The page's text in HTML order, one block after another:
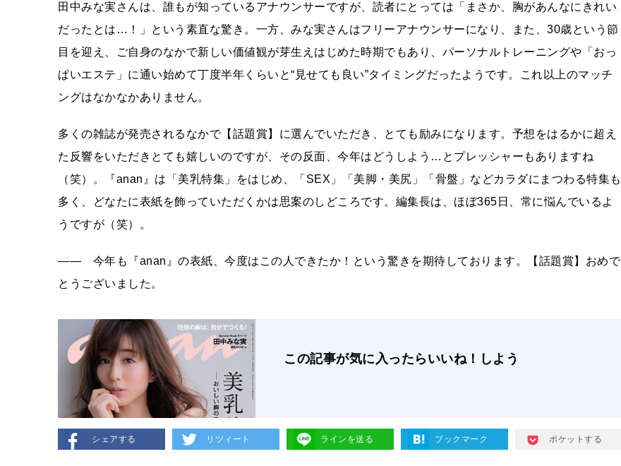
田中みな実さんは、誰もが知っているアナウンサーですが、読者にとっては「まさか、胸があんなにきれい
だったとは…！」という素直な驚き。一方、みな実さんはフリーアナウンサーになり、また、30歳という節
目を迎え、ご自身のなかで新しい価値観が芽生えはじめた時期でもあり、パーソナルトレーニングや「おっ
ぱいエステ」に通い始めて丁度半年くらいと“見せても良い”タイミングだったようです。これ以上のマッチ
ングはなかなかありません。
多くの雑誌が発売されるなかで【話題賞】に選んでいただき、とても励みになります。予想をはるかに超え
た反響をいただきとても嬉しいのですが、その反面、今年はどうしよう…とプレッシャーもありますね
（笑）。『anan』は「美乳特集」をはじめ、「SEX」「美脚・美尻」「骨盤」などカラダにまつわる特集も
多く、どなたに表紙を飾っていただくかは思案のしどころです。編集長は、ほぼ365日、常に悩んでいるよ
うですが（笑）。
―― 今年も『anan』の表紙、今度はこの人できたか！という驚きを期待しております。【話題賞】おめで
とうございました。
この記事が気に入ったらいいね！しよう
シェアする リツィート ラインを送る ブックマーク ポケットする